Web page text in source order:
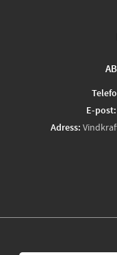
E-post:
Adress: